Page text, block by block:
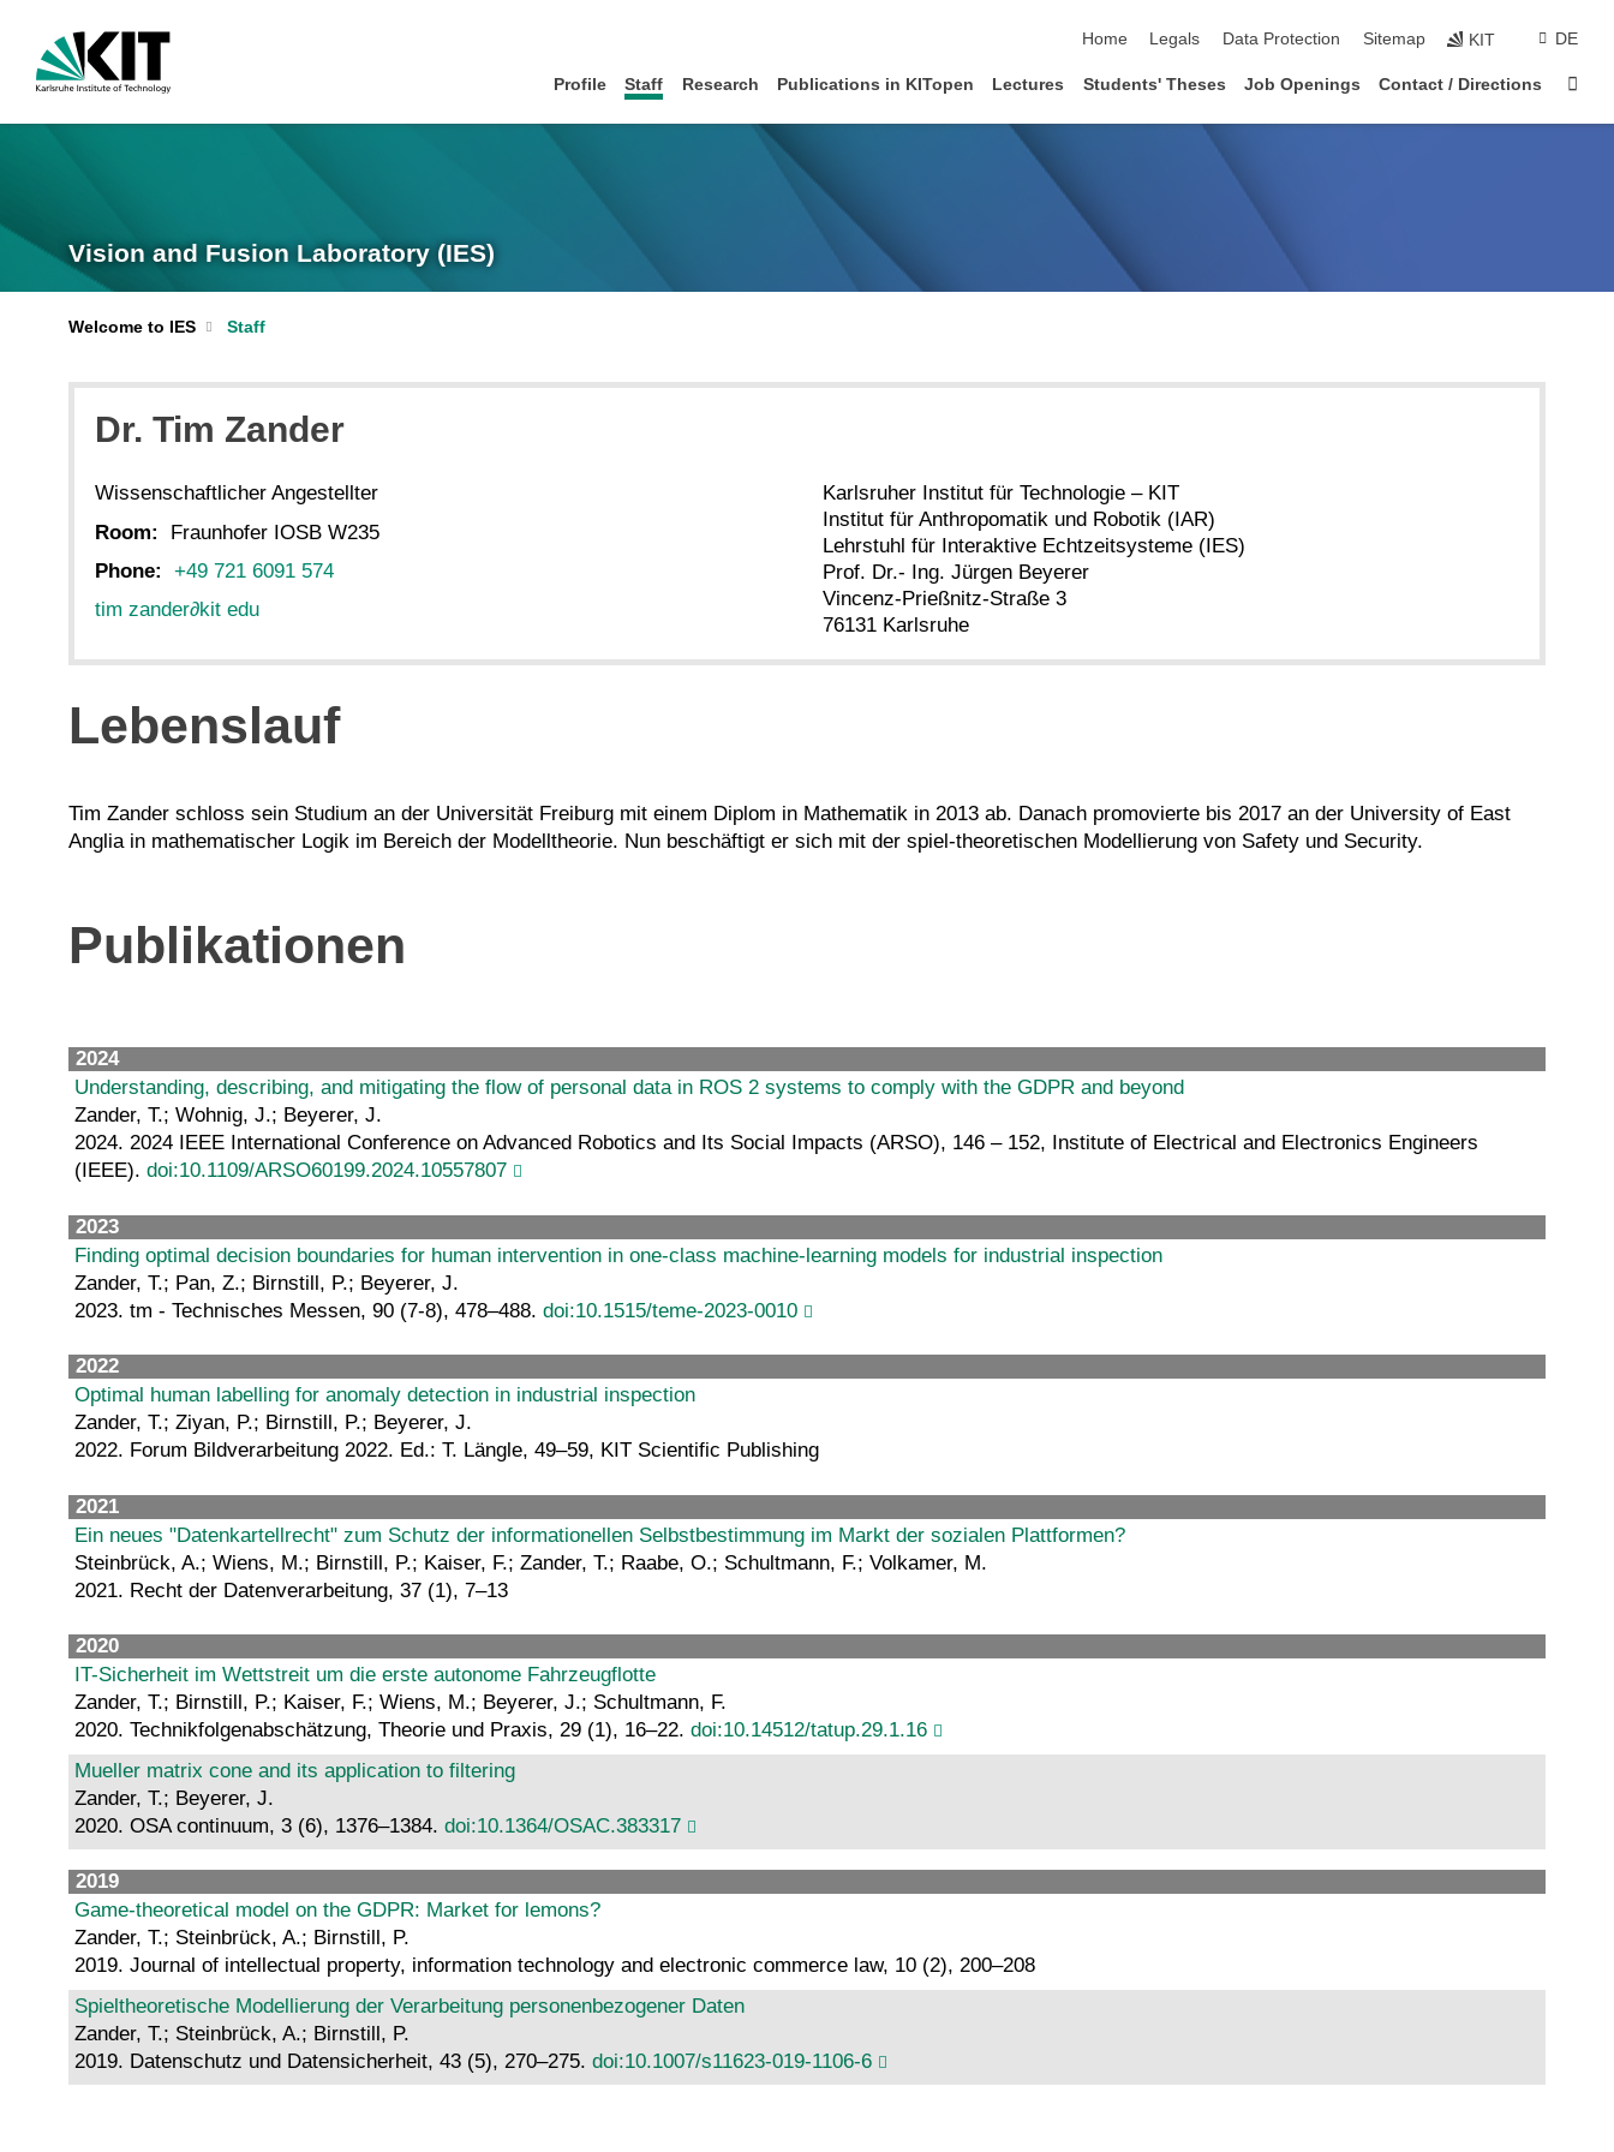
Home
Legals Data Protection Sitemap KIT DE
Profile Staff Research Publications in KITopen Lectures Students' Theses Job Openings Contact / Directions
Vision and Fusion Laboratory (IES)
Welcome to IES Staff
Dr. Tim Zander
Wissenschaftlicher Angestellter
Room:
Fraunhofer IOSB W235
Phone:
+49 721 6091 574
tim zander∂kit edu
Karlsruher Institut für Technologie – KIT
Institut für Anthropomatik und Robotik (IAR)
Lehrstuhl für Interaktive Echtzeitsysteme (IES)
Prof. Dr.- Ing. Jürgen Beyerer
Vincenz-Prießnitz-Straße 3
76131 Karlsruhe
Lebenslauf
Tim Zander schloss sein Studium an der Universität Freiburg mit einem Diplom in Mathematik in 2013 ab. Danach promovierte bis 2017 an der University of East
Anglia in mathematischer Logik im Bereich der Modelltheorie. Nun beschäftigt er sich mit der spiel-theoretischen Modellierung von Safety und Security.
Publikationen
2024
Understanding, describing, and mitigating the flow of personal data in ROS 2 systems to comply with the GDPR and beyond
Zander, T.; Wohnig, J.; Beyerer, J.
2024. 2024 IEEE International Conference on Advanced Robotics and Its Social Impacts (ARSO), 146 – 152, Institute of Electrical and Electronics Engineers
(IEEE). doi:10.1109/ARSO60199.2024.10557807
2023
Finding optimal decision boundaries for human intervention in one-class machine-learning models for industrial inspection
Zander, T.; Pan, Z.; Birnstill, P.; Beyerer, J.
2023. tm - Technisches Messen, 90 (7-8), 478–488. doi:10.1515/teme-2023-0010
2022
Optimal human labelling for anomaly detection in industrial inspection
Zander, T.; Ziyan, P.; Birnstill, P.; Beyerer, J.
2022. Forum Bildverarbeitung 2022. Ed.: T. Längle, 49–59, KIT Scientific Publishing
2021
Ein neues "Datenkartellrecht" zum Schutz der informationellen Selbstbestimmung im Markt der sozialen Plattformen?
Steinbrück, A.; Wiens, M.; Birnstill, P.; Kaiser, F.; Zander, T.; Raabe, O.; Schultmann, F.; Volkamer, M.
2021. Recht der Datenverarbeitung, 37 (1), 7–13
2020
IT-Sicherheit im Wettstreit um die erste autonome Fahrzeugflotte
Zander, T.; Birnstill, P.; Kaiser, F.; Wiens, M.; Beyerer, J.; Schultmann, F.
2020. Technikfolgenabschätzung, Theorie und Praxis, 29 (1), 16–22. doi:10.14512/tatup.29.1.16
Mueller matrix cone and its application to filtering
Zander, T.; Beyerer, J.
2020. OSA continuum, 3 (6), 1376–1384. doi:10.1364/OSAC.383317
2019
Game-theoretical model on the GDPR: Market for lemons?
Zander, T.; Steinbrück, A.; Birnstill, P.
2019. Journal of intellectual property, information technology and electronic commerce law, 10 (2), 200–208
Spieltheoretische Modellierung der Verarbeitung personenbezogener Daten
Zander, T.; Steinbrück, A.; Birnstill, P.
2019. Datenschutz und Datensicherheit, 43 (5), 270–275. doi:10.1007/s11623-019-1106-6